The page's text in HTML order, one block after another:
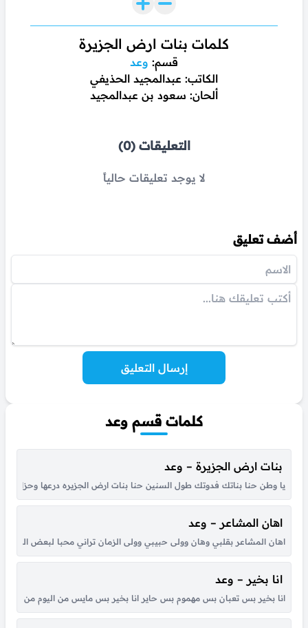
كلمات بنات ارض الجزيرة
قسم: وعد
الكاتب: عبدالمجيد الحذيفي
ألحان: سعود بن عبدالمجيد
التعليقات (0)
لا يوجد تعليقات حالياً
أضف تعليق
إرسال التعليق
كلمات قسم وعد
بنات ارض الجزيرة – وعد
يا وطن حنا بناتك فدوتك طول السنين حنا بنات ارض الجزيره درعها وحزامها
اهان المشاعر – وعد
اهان المشاعر بقلبي وهان وولى حبيبي وولى الزمان تراني محبا لبعض
انا بخير – وعد
انا بخير بس تعبان بس مهموم بس حاير انا بخير بس مايس من اليوم من باكر